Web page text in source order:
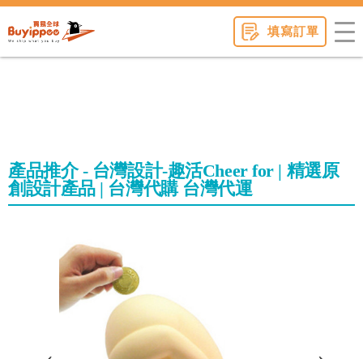
填寫訂單
產品推介 - 台灣設計-趣活Cheer for | 精選原
創設計產品 | 台灣代購 台灣代運